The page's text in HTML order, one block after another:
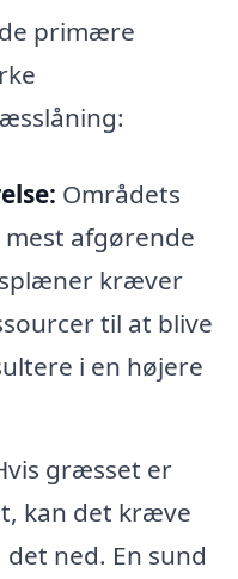
primære
Områdets
afgørende
kræver
til at blive
i en højere
græsset er
kan det kræve
ned. En sund